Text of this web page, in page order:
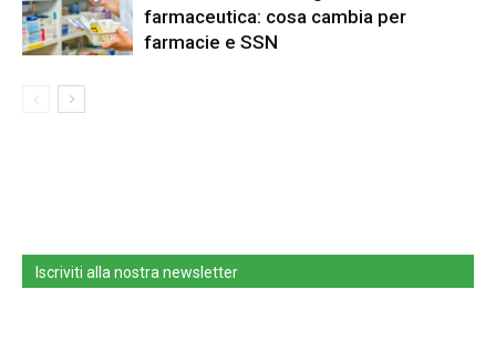
farmaceutica: cosa cambia per
farmacie e SSN
Iscriviti alla nostra newsletter